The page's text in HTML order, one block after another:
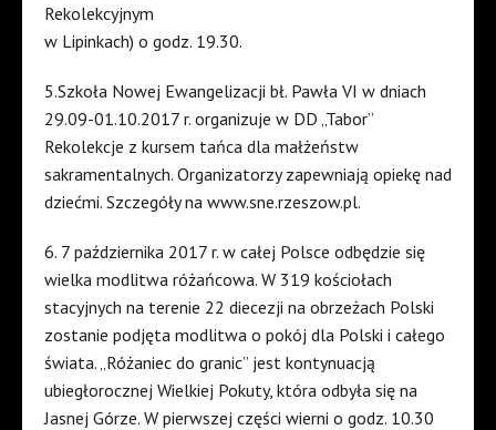
Rekolekcyjnym
w Lipinkach) o godz. 19.30.
5.Szkoła Nowej Ewangelizacji bł. Pawła VI w dniach
29.09-01.10.2017 r. organizuje w DD „Tabor”
Rekolekcje z kursem tańca dla małżeństw
sakramentalnych. Organizatorzy zapewniają opiekę nad
dziećmi. Szczegóły na www.sne.rzeszow.pl.
6. 7 października 2017 r. w całej Polsce odbędzie się
wielka modlitwa różańcowa. W 319 kościołach
stacyjnych na terenie 22 diecezji na obrzeżach Polski
zostanie podjęta modlitwa o pokój dla Polski i całego
świata. „Różaniec do granic” jest kontynuacją
ubiegłorocznej Wielkiej Pokuty, która odbyła się na
Jasnej Górze. W pierwszej części wierni o godz. 10.30